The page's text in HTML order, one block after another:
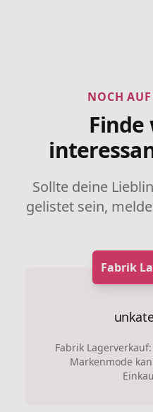
NOCH
Sollte deine
gelistet sein,
Fabrik
Fabrik
Markenmode